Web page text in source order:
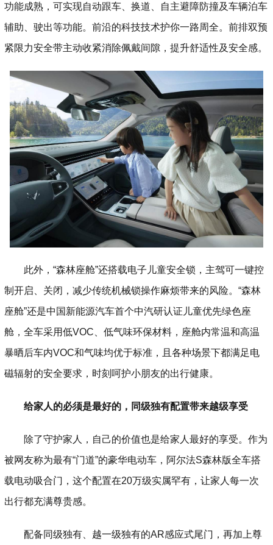
功能成熟，可实现自动跟车、换道、自主避障防撞及车辆泊车
辅助、驶出等功能。前沿的科技技术护你一路周全。前排双预
紧限力安全带主动收紧消除佩戴间隙，提升舒适性及安全感。
此外，“森林座舱”还搭载电子儿童安全锁，主驾可一键控
制开启、关闭，减少传统机械锁操作麻烦带来的风险。“森林
座舱”还是中国新能源汽车首个中汽研认证儿童优先绿色座
舱，全车采用低VOC、低气味环保材料，座舱内常温和高温
暴晒后车内VOC和气味均优于标准，且各种场景下都满足电
磁辐射的安全要求，时刻呵护小朋友的出行健康。
给家人的必须是最好的，同级独有配置带来越级享受
除了守护家人，自己的价值也是给家人最好的享受。作为
被网友称为最有“门道”的豪华电动车，阿尔法S森林版全车搭
载电动吸合门，这个配置在20万级实属罕有，让家人每一次
出行都充满尊贵感。
配备同级独有、越一级独有的AR感应式尾门，再加上尊